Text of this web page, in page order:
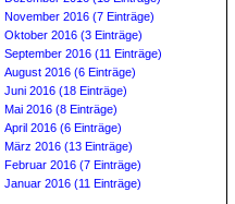
November 2016 (7 Einträge)
Oktober 2016 (3 Einträge)
September 2016 (11 Einträge)
August 2016 (6 Einträge)
Juni 2016 (18 Einträge)
Mai 2016 (8 Einträge)
April 2016 (6 Einträge)
März 2016 (13 Einträge)
Februar 2016 (7 Einträge)
Januar 2016 (11 Einträge)